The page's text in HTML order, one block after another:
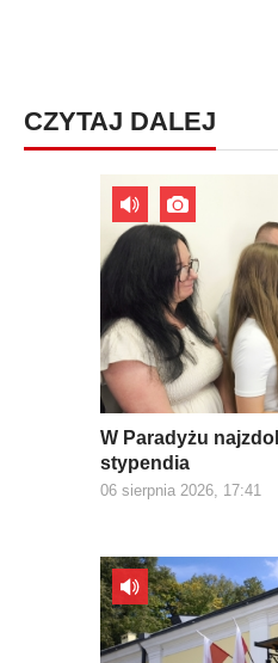
CZYTAJ DALEJ
W Paradyżu
stypendia
06 sierpnia 2026, 17:41